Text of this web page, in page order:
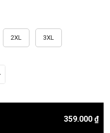
359.000 ₫
2XL 3XL